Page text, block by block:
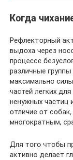
Когда
Рефлекторный
выдоха через
процессе
различные
максимально
частей легких
ненужных частиц
отличие от
многократным,
Для того чтобы
активно делает